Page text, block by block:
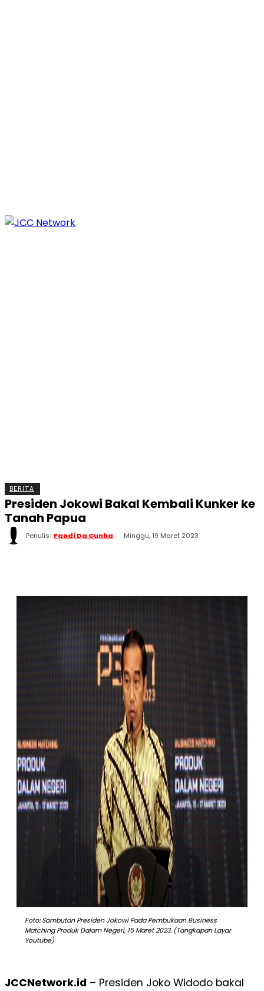
BERITA
Presiden Jokowi Bakal Kembali Kunker ke
Tanah Papua
Penulis: Fandi Da Cunha Minggu, 19 Maret 2023
Foto: Sambutan Presiden Jokowi Pada Pembukaan Business
Matching Produk Dalam Negeri, 15 Maret 2023. (Tangkapan Layar
Youtube)
JCCNetwork.id – Presiden Joko Widodo bakal